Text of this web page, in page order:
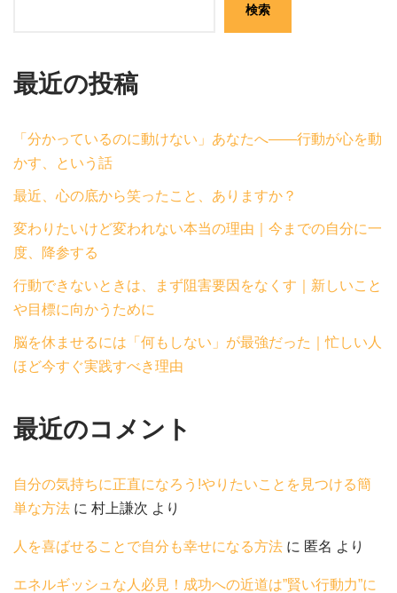
検索
最近の投稿
「分かっているのに動けない」あなたへ——行動が心を動
かす、という話
最近、心の底から笑ったこと、ありますか？
変わりたいけど変われない本当の理由｜今までの自分に一
度、降参する
行動できないときは、まず阻害要因をなくす｜新しいこと
や目標に向かうために
脳を休ませるには「何もしない」が最強だった｜忙しい人
ほど今すぐ実践すべき理由
最近のコメント
自分の気持ちに正直になろう!やりたいことを見つける簡
単な方法 に 村上謙次 より
人を喜ばせることで自分も幸せになる方法 に 匿名 より
エネルギッシュな人必見！成功への近道は”賢い行動力”に